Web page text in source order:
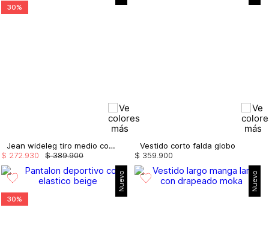
30%
Jean wideleg tiro medio con taches
$ 389.900
$ 272 930
Vestido corto falda globo
$ 359 900
Nuevo
30%
Nuevo